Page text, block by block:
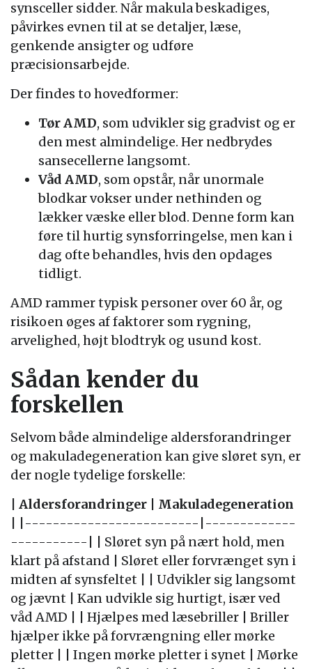
synsceller sidder. Når makula beskadiges,
påvirkes evnen til at se detaljer, læse,
genkende ansigter og udføre
præcisionsarbejde.
Der findes to hovedformer:
Tør AMD, som udvikler sig gradvist og er
den mest almindelige. Her nedbrydes
sansecellerne langsomt.
Våd AMD, som opstår, når unormale
blodkar vokser under nethinden og
lækker væske eller blod. Denne form kan
føre til hurtig synsforringelse, men kan i
dag ofte behandles, hvis den opdages
tidligt.
AMD rammer typisk personer over 60 år, og
risikoen øges af faktorer som rygning,
arvelighed, højt blodtryk og usund kost.
Sådan kender du
forskellen
Selvom både almindelige aldersforandringer
og makuladegeneration kan give sløret syn, er
der nogle tydelige forskelle:
Aldersforandringer
Makuladegeneration
| |-------------------------|-------------
-----------| | Sløret syn på nært hold, men
klart på afstand | Sløret eller forvrænget syn i
midten af synsfeltet | | Udvikler sig langsomt
og jævnt | Kan udvikle sig hurtigt, især ved
våd AMD | | Hjælpes med læsebriller | Briller
hjælper ikke på forvrængning eller mørke
pletter | | Ingen mørke pletter i synet | Mørke